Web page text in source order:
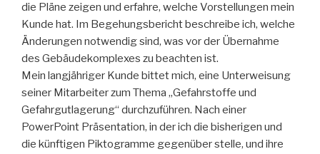
die Pläne zeigen und erfahre, welche Vorstellungen mein
Kunde hat. Im Begehungsbericht beschreibe ich, welche
Änderungen notwendig sind, was vor der Übernahme
des Gebäudekomplexes zu beachten ist.
Mein langjähriger Kunde bittet mich, eine Unterweisung
seiner Mitarbeiter zum Thema „Gefahrstoffe und
Gefahrgutlagerung“ durchzuführen. Nach einer
PowerPoint Präsentation, in der ich die bisherigen und
die künftigen Piktogramme gegenüber stelle, und ihre